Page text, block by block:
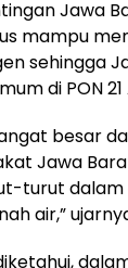
Jawa
mampu
sehingga
di PON
besar
Jawa
turut dalam
air,”